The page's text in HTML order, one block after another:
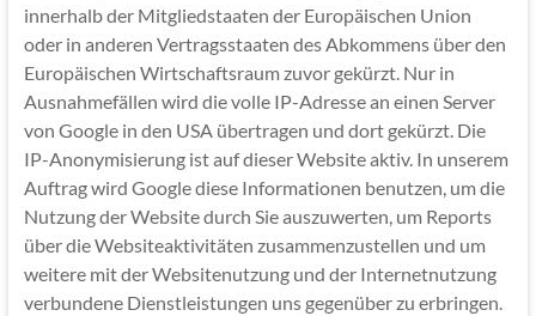
innerhalb der Mitgliedstaaten der Europäischen Union
oder in anderen Vertragsstaaten des Abkommens über den
Europäischen Wirtschaftsraum zuvor gekürzt. Nur in
Ausnahmefällen wird die volle IP-Adresse an einen Server
von Google in den USA übertragen und dort gekürzt. Die
IP-Anonymisierung ist auf dieser Website aktiv. In unserem
Auftrag wird Google diese Informationen benutzen, um die
Nutzung der Website durch Sie auszuwerten, um Reports
über die Websiteaktivitäten zusammenzustellen und um
weitere mit der Websitenutzung und der Internetnutzung
verbundene Dienstleistungen uns gegenüber zu erbringen.